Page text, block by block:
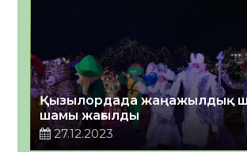
Қызылордада жаңажылдық
шамы жағылды
27.12.2023